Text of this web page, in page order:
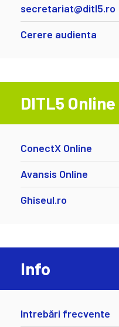
secretariat@ditl5.ro
Cerere audienta
DITL5 Online
ConectX Online
Avansis Online
Ghiseul.ro
Info
Intrebări frecvente